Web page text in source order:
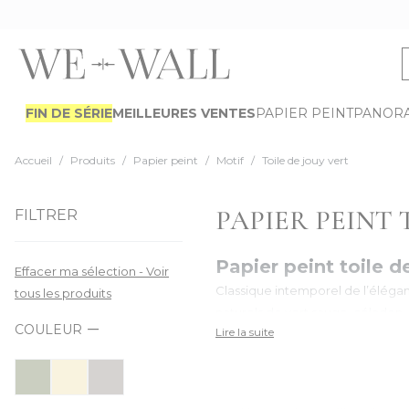
FIN DE SÉRIEMEILLEURES VENTESPAPIER PEINT
Accueil / Produits / Papier peint / Motif / Toile de jouy vert
FILTRER
Effacer ma sélection - Voir
tous les produits
COULEUR
PAPIER PEINT
Papier peint toile
Classique intemporel de
ambiance classique et
Lire la suite